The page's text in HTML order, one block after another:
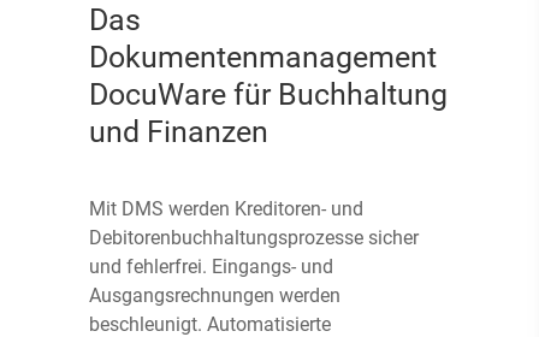
Das
Dokumentenmanagement
DocuWare für Buchhaltung
und Finanzen
Mit DMS werden Kreditoren- und
Debitorenbuchhaltungsprozesse sicher
und fehlerfrei. Eingangs- und
Ausgangsrechnungen werden
beschleunigt. Automatisierte